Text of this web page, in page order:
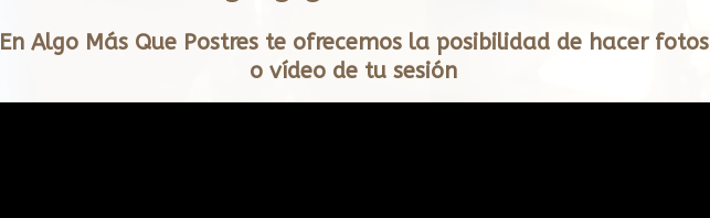
En Algo Más Que Postres te ofrecemos la posibilidad de hacer fotos
o vídeo de tu sesión